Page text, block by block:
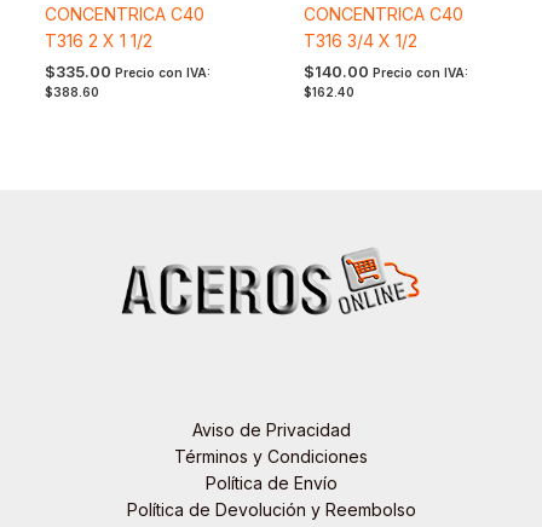
CONCENTRICA C40
T316 2 X 1 1/2
$335.00 Precio con IVA:
$388.60
CONCENTRICA C40
T316 3/4 X 1/2
$140.00 Precio con IVA:
$162.40
Aviso de Privacidad
Términos y Condiciones
Política de Envío
Política de Devolución y Reembolso